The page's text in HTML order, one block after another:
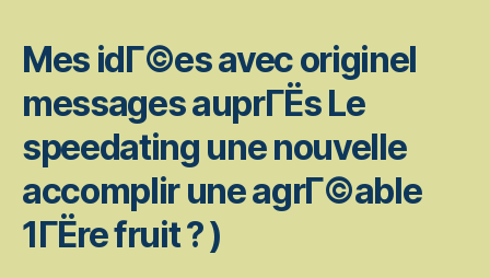
Mes idГ©es avec originel
messages auprГЁs Le
speedating une nouvelle
accomplir une agrГ©able
1ГЁre fruit ? )